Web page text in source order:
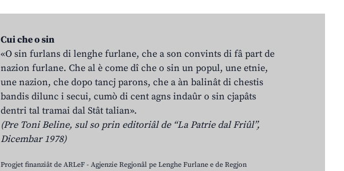
Cui che o sin
«O sin furlans di lenghe furlane, che a son convints di fâ part de
nazion furlane. Che al è come dî che o sin un popul, une etnie,
une nazion, che dopo tancj parons, che a àn balinât di chestis
bandis dilunc i secui, cumò di cent agns indaûr o sin cjapâts
dentri tal tramai dal Stât talian».
(Pre Toni Beline, sul so prin editoriâl de “La Patrie dal Friûl”,
Dicembar 1978)
Progjet finanziât de ARLeF - Agjenzie Regjonâl pe Lenghe Furlane e de Regjon